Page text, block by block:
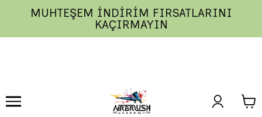
MUHTEŞEM İNDİRİM FIRSATLARINI
KAÇIRMAYIN
1 2 3